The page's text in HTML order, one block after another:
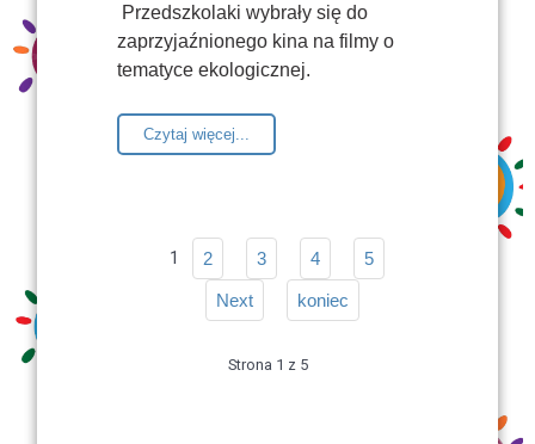
Przedszkolaki wybrały się do
zaprzyjaźnionego kina na filmy o
tematyce ekologicznej.
Czytaj więcej...
1 2 3 4 5
Next koniec
Strona 1 z 5